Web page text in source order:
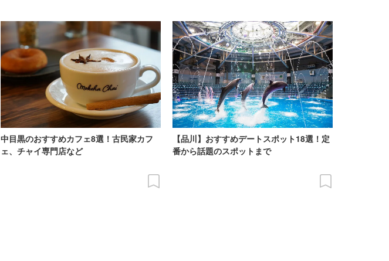
中目黒のおすすめカフェ8選！古民家カフ
ェ、チャイ専門店など
【品川】おすすめデートスポット18選！定
番から話題のスポットまで